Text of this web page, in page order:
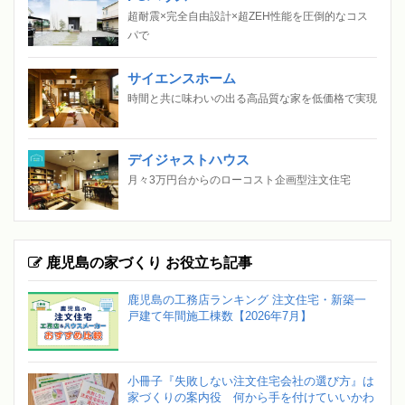
超耐震×完全自由設計×超ZEH性能を圧倒的なコス
パで
サイエンスホーム
時間と共に味わいの出る高品質な家を低価格で実現
デイジャストハウス
月々3万円台からのローコスト企画型注文住宅
鹿児島の家づくり お役立ち記事
鹿児島の工務店ランキング 注文住宅・新築一
戸建て年間施工棟数【2026年7月】
小冊子『失敗しない注文住宅会社の選び方』は
家づくりの案内役 何から手を付けていいかわ